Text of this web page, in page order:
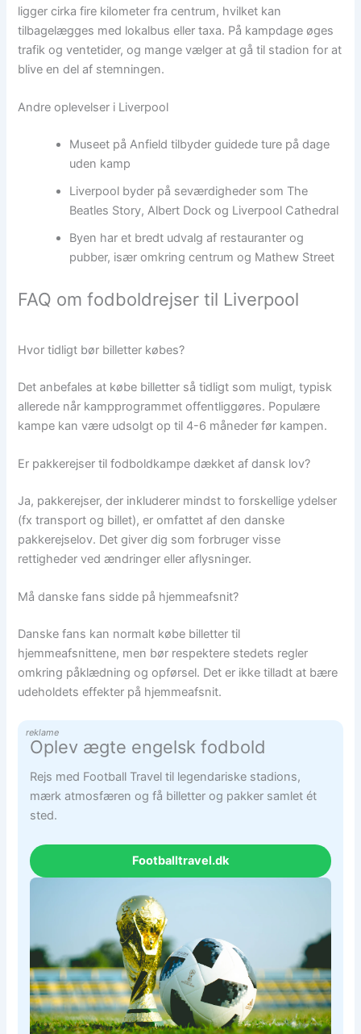
ligger cirka fire kilometer fra centrum, hvilket kan
tilbagelægges med lokalbus eller taxa. På kampdage øges
trafik og ventetider, og mange vælger at gå til stadion for at
blive en del af stemningen.
Andre oplevelser i Liverpool
Museet på Anfield tilbyder guidede ture på dage
uden kamp
Liverpool byder på seværdigheder som The
Beatles Story, Albert Dock og Liverpool Cathedral
Byen har et bredt udvalg af restauranter og
pubber, især omkring centrum og Mathew Street
FAQ om fodboldrejser til Liverpool
Hvor tidligt bør billetter købes?
Det anbefales at købe billetter så tidligt som muligt, typisk
allerede når kampprogrammet offentliggøres. Populære
kampe kan være udsolgt op til 4-6 måneder før kampen.
Er pakkerejser til fodboldkampe dækket af dansk lov?
Ja, pakkerejser, der inkluderer mindst to forskellige ydelser
(fx transport og billet), er omfattet af den danske
pakkerejselov. Det giver dig som forbruger visse
rettigheder ved ændringer eller aflysninger.
Må danske fans sidde på hjemmeafsnit?
Danske fans kan normalt købe billetter til
hjemmeafsnittene, men bør respektere stedets regler
omkring påklædning og opførsel. Det er ikke tilladt at bære
udeholdets effekter på hjemmeafsnit.
reklame
Oplev ægte engelsk fodbold
Rejs med Football Travel til legendariske stadions,
mærk atmosfæren og få billetter og pakker samlet ét
sted.
Footballtravel.dk